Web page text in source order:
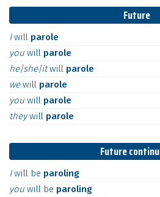
Future
Iwill parole
you will parole
he|she|itwill parole
wewill parole
you will parole
theywill parole
Future
Iwill be paroling
you will be paroling